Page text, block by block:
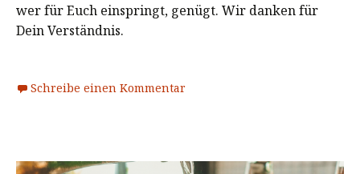
wer für Euch einspringt, genügt. Wir danken für
Dein Verständnis.
Schreibe einen Kommentar